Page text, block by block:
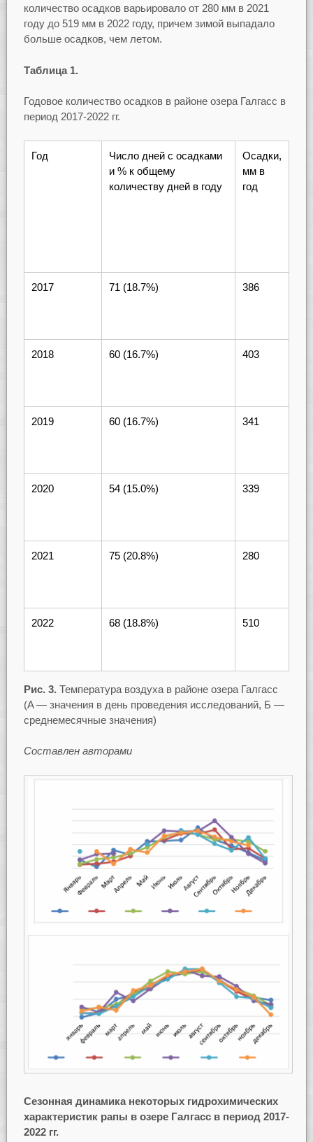
количество осадков варьировало от 280 мм в 2021
году до 519 мм в 2022 году, причем зимой выпадало
больше осадков, чем летом.
Таблица 1.
Годовое количество осадков в районе озера Галгасс в
период 2017-2022 гг.
Год
Число дней с осадками
и % к общему
количеству дней в году
Осадки,
мм в
год
2017 71 (18.7%) 386
2018 60 (16.7%) 403
2019 60 (16.7%) 341
2020 54 (15.0%) 339
2021 75 (20.8%) 280
2022 68 (18.8%) 510
Рис. 3.Температура воздуха в районе озера Галгасс
(A — значения в день проведения исследований, Б —
среднемесячные значения)
Составлен авторами
Сезонная динамика некоторых гидрохимических
характеристик рапы в озере Галгасс в период 2017-
2022 гг.